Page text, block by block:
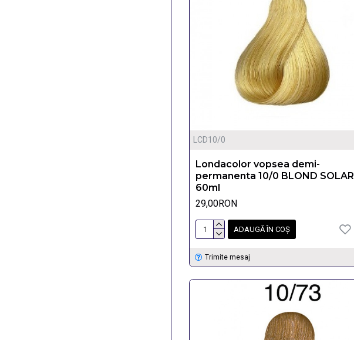
LCD10/0
Londacolor vopsea demi-
permanenta 10/0 BLOND SOLAR
60ml
29,00RON
ADAUGĂ ÎN COŞ
Trimite mesaj